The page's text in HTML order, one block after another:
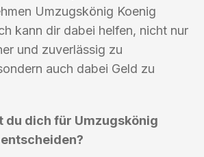
Umzugskönig Koenig
kann dir dabei helfen, nicht nur
und zuverlässig zu
auch dabei Geld zu
du dich für Umzugskönig